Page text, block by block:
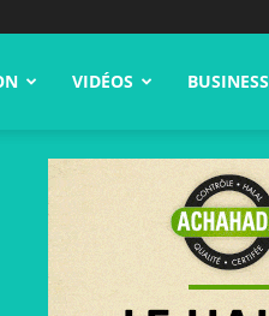
VIDÉOS BUSINESS